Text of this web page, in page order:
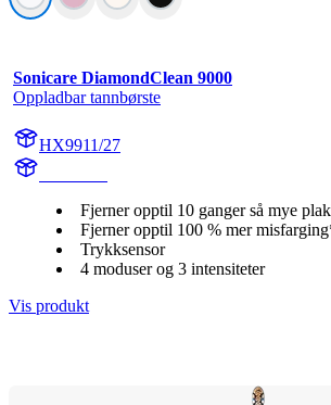
Sonicare DiamondClean 9000
Oppladbar tannbørste
HX9911/27
Fjerner opptil 10 ganger så mye
Fjerner opptil 100 % mer
Trykksensor
4 moduser og 3 intensiteter
Vis produkt